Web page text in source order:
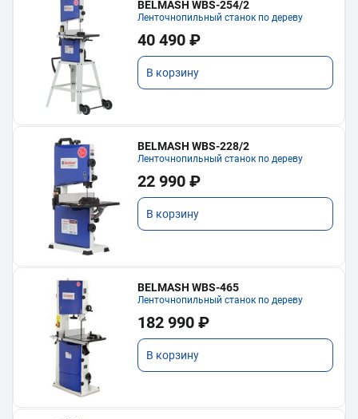
BELMASH WBS-254/2
Ленточнопильный станок по дереву
40 490 ₽
В корзину
BELMASH WBS-228/2
Ленточнопильный станок по дереву
22 990 ₽
В корзину
BELMASH WBS-465
Ленточнопильный станок по дереву
182 990 ₽
В корзину